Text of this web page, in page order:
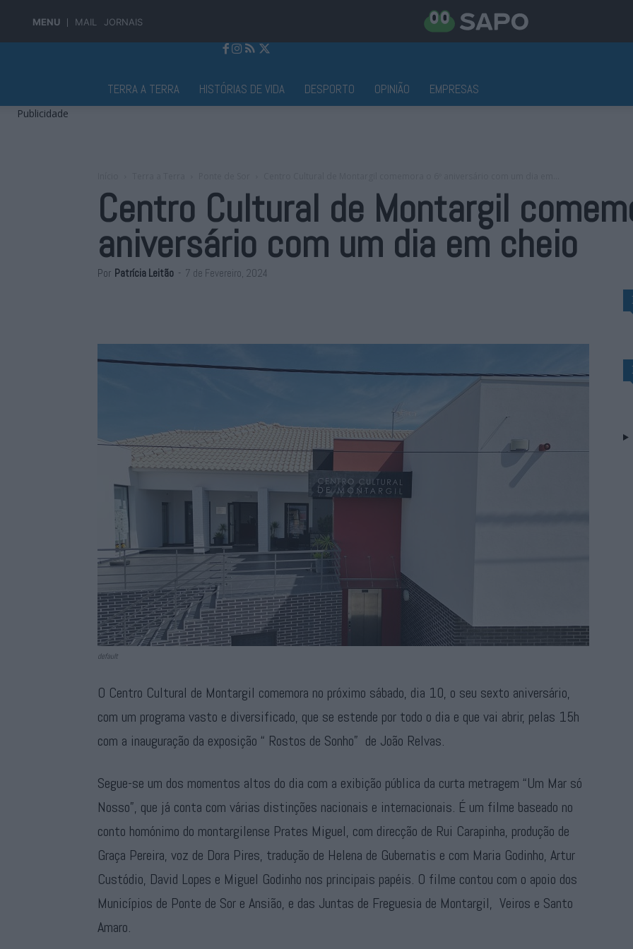
MENU MAIL JORNAIS
TERRA A TERRA HISTÓRIAS DE VIDA DESPORTO OPINIÃO EMPRESAS
Publicidade
Centro Cultural de Montargil
aniversário com um dia em cheio
Por Patrícia Leitão - 7 de Fevereiro, 2024
default
O Centro Cultural de Montargil comemora no próximo sábado, dia 10, o seu sexto aniversário,
com um programa vasto e diversificado, que se estende por todo o dia e que vai abrir, pelas 15h
com a inauguração da exposição “ Rostos de Sonho” de João Relvas.
Segue-se um dos momentos altos do dia com a exibição pública da curta metragem “Um Mar só
Nosso”, que já conta com várias distinções nacionais e internacionais. É um filme baseado no
conto homónimo do montargilense Prates Miguel, com direcção de Rui Carapinha, produção de
Graça Pereira, voz de Dora Pires, tradução de Helena de Gubernatis e com Maria Godinho, Artur
Custódio, David Lopes e Miguel Godinho nos principais papéis. O filme contou com o apoio dos
Municípios de Ponte de Sor e Ansião, e das Juntas de Freguesia de Montargil, Veiros e Santo
Amaro.